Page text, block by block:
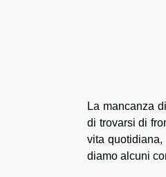
La mancanza
di trovarsi di
vita quotidiana,
diamo alcuni